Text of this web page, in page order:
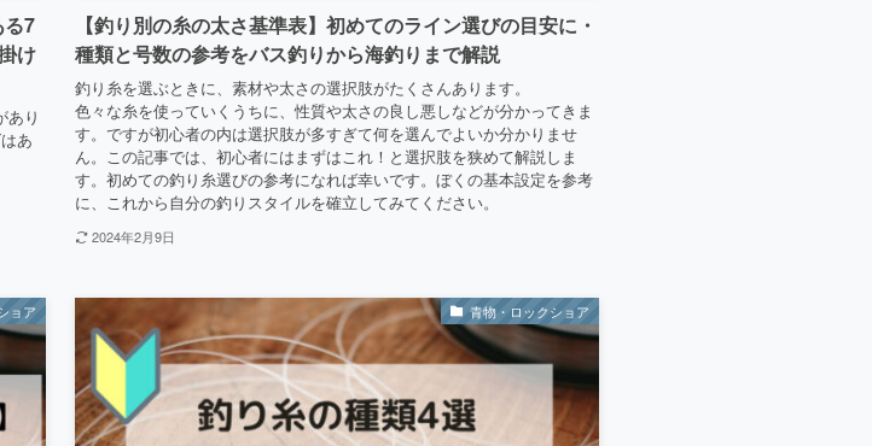
る7
け
あり
あ
【釣り別の糸の太さ基準表】初めてのライン選びの目安に・
種類と号数の参考をバス釣りから海釣りまで解説
釣り糸を選ぶときに、素材や太さの選択肢がたくさんあります。
色々な糸を使っていくうちに、性質や太さの良し悪しなどが分かってきま
す。ですが初心者の内は選択肢が多すぎて何を選んでよいか分かりませ
ん。この記事では、初心者にはまずはこれ！と選択肢を狭めて解説しま
す。初めての釣り糸選びの参考になれば幸いです。ぼくの基本設定を参考
に、これから自分の釣りスタイルを確立してみてください。
2024年2月9日
ョア 青物・ロックショア